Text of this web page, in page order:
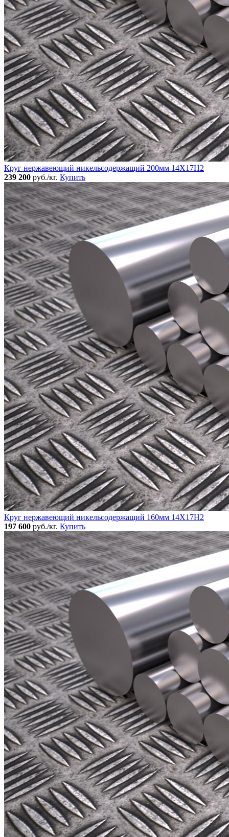
Круг нержавеющий никельсодержащий 200мм 14Х17Н2
239 200 руб./кг. Купить
Круг нержавеющий никельсодержащий 160мм 14Х17Н2
197 600 руб./кг. Купить